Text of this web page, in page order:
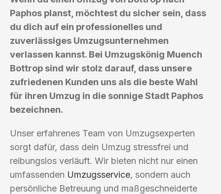
Paphos planst, möchtest du sicher sein, dass
du dich auf ein professionelles und
zuverlässiges Umzugsunternehmen
verlassen kannst. Bei Umzugskönig Muench
Bottrop sind wir stolz darauf, dass unsere
zufriedenen Kunden uns als die beste Wahl
für ihren Umzug in die sonnige Stadt Paphos
bezeichnen.
Unser erfahrenes Team von Umzugsexperten
sorgt dafür, dass dein Umzug stressfrei und
reibungslos verläuft. Wir bieten nicht nur einen
umfassenden Umzugsservice, sondern auch
persönliche Betreuung und maßgeschneiderte